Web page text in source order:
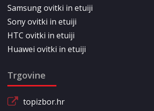
Samsung ovitki in etuiji
Sony ovitki in etuiji
HTC ovitki in etuiji
Huawei ovitki in etuiji
Trgovine
topizbor.hr